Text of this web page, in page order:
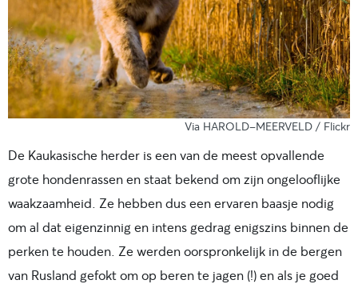
Via HAROLD-MEERVELD / Flickr
De Kaukasische herder is een van de meest opvallende
grote hondenrassen en staat bekend om zijn ongelooflijke
waakzaamheid. Ze hebben dus een ervaren baasje nodig
om al dat eigenzinnig en intens gedrag enigszins binnen de
perken te houden. Ze werden oorspronkelijk in de bergen
van Rusland gefokt om op beren te jagen (!) en als je goed